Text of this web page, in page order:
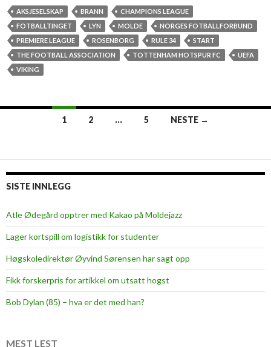
AKSJESELSKAP BRANN
CHAMPIONS LEAGUE
FOTBALLTINGET
LYN MOLDE
NORGES FOTBALLFORBUND
PREMIERE LEAGUE
ROSENBORG RULE 34
START
THE FOOTBALL ASSOCIATION
TOTTENHAM HOTSPUR FC
UEFA
VIKING
1 2 … 5 NESTE →
SISTE INNLEGG
Atle Ødegård opptrer med Kakao på Moldejazz
Lager kortspill om logistikk for studenter
Høgskoledirektør Øyvind Sørensen har sagt opp
Fikk forskerpris for artikkel om utsatt hogst
Bob Dylan (85) – hva er det med han?
MEST LEST